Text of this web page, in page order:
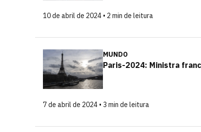
10 de abril de 2024 • 2 min de leitura
MUNDO
Paris-2024: Ministra
7 de abril de 2024 • 3 min de leitura